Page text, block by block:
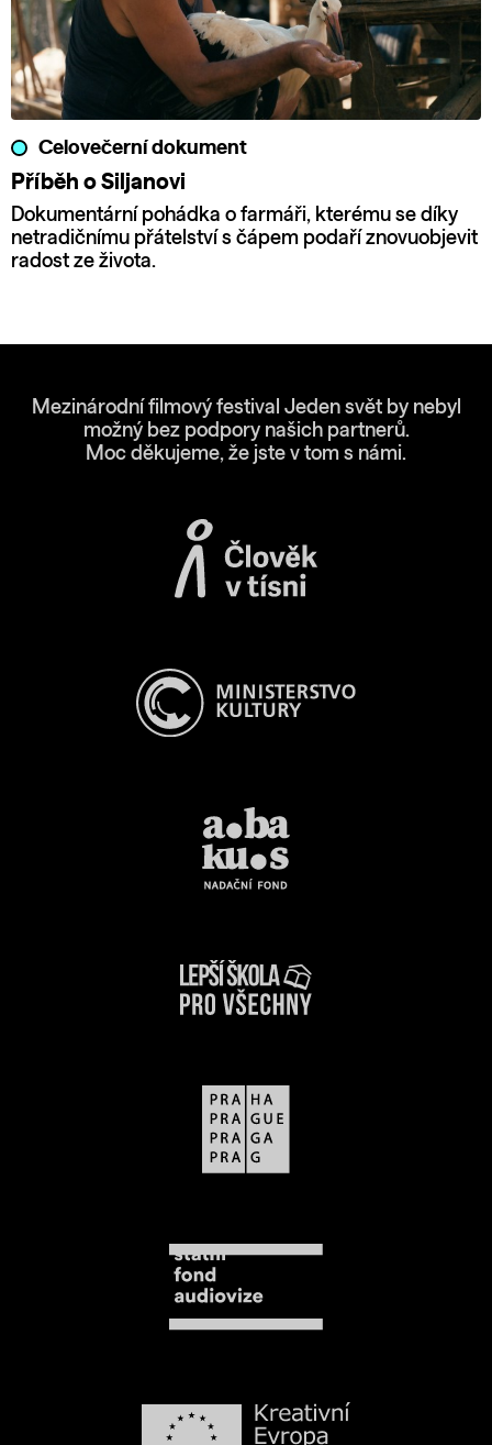
Celovečerní dokument
Příběh o Siljanovi
Dokumentární pohádka o farmáři, kterému se díky
netradičnímu přátelství s čápem podaří znovuobjevit
radost ze života.
Mezinárodní filmový festival Jeden svět by nebyl
možný bez podpory našich partnerů.
Moc děkujeme, že jste v tom s námi.